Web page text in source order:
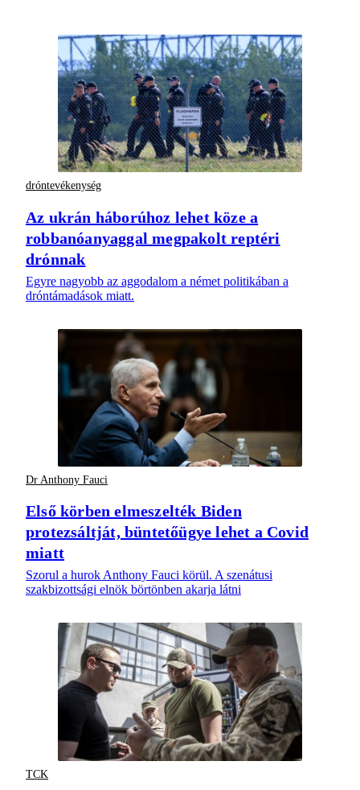
dróntevékenység
Az ukrán háborúhoz lehet köze a
robbanóanyaggal megpakolt reptéri
drónnak
Egyre nagyobb az aggodalom a német politikában a
dróntámadások miatt.
Dr Anthony Fauci
Első körben elmeszelték Biden
protezsáltját, büntetőügye lehet a Covid
miatt
Szorul a hurok Anthony Fauci körül. A szenátusi
szakbizottsági elnök börtönben akarja látni
TCK